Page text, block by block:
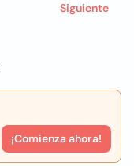
¡Comienza ahora!
Siguiente